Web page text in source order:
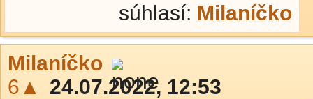
súhlasí: Milaníčko
Milaníčko
6▲
24.07.2022, 12:53